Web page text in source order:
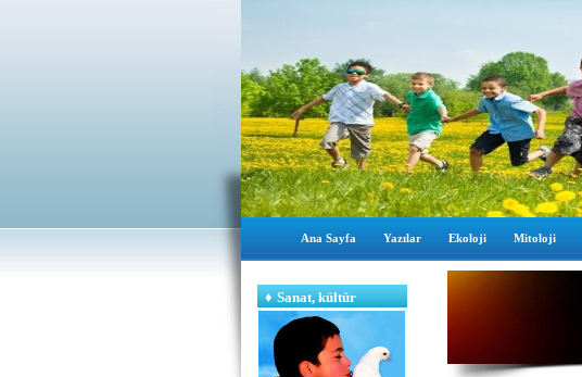
Ana Sayfa Yazılar Ekoloji Mitoloji
♦ Sanat, kültür